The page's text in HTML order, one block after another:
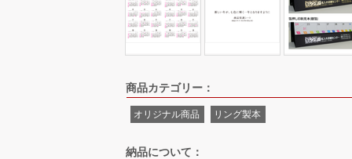
商品カテゴリー：
オリジナル商品 リング製本
納品について：